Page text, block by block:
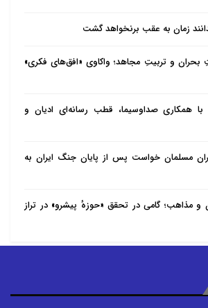
زمان به عقب برنخواهد گشت
بحران و تربیتِ مجاهد؛ واکاوی «افق‌های فکری»
با همکاری صداوسیما، قطب رسانه‌ای ادیان و
مسلمان خواست پس از پایان جنگ ایران به
و مذاهب؛ گامی در تحقق «حوزهٔ پیشرو» در تراز